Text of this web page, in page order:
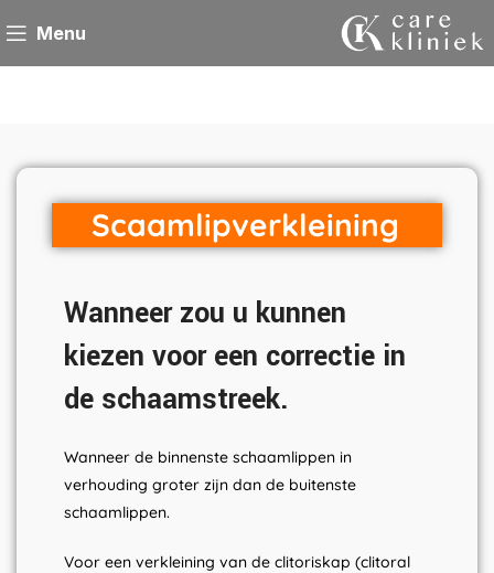
Menu
Scaamlipverkleining
Wanneer zou u kunnen
kiezen voor een correctie in
de schaamstreek.
Wanneer de binnenste schaamlippen in
verhouding groter zijn dan de buitenste
schaamlippen.
Voor een verkleining van de clitoriskap (clitoral